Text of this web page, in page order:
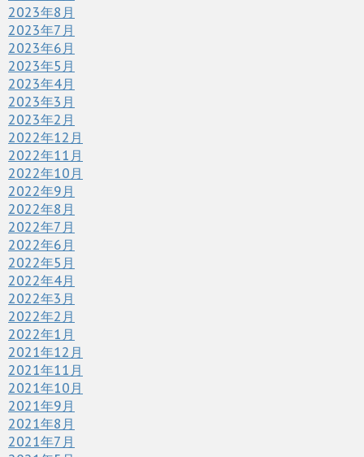
2023年8月
2023年7月
2023年6月
2023年5月
2023年4月
2023年3月
2023年2月
2022年12月
2022年11月
2022年10月
2022年9月
2022年8月
2022年7月
2022年6月
2022年5月
2022年4月
2022年3月
2022年2月
2022年1月
2021年12月
2021年11月
2021年10月
2021年9月
2021年8月
2021年7月